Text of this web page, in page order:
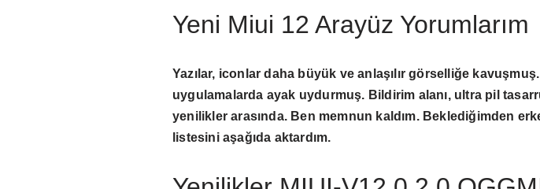
Yeni Miui 12 Arayüz Yorumlarım
Yazılar, iconlar daha büyük ve anlaşılır görselliğe
uygulamalarda ayak uydurmuş. Bildirim alanı, ultra pil
yenilikler arasında. Ben memnun kaldım. Beklediğimden
listesini aşağıda aktardım.